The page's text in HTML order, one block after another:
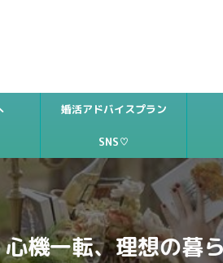
婚活アドバイスプラン
SNS♡
機一転、理想の暮